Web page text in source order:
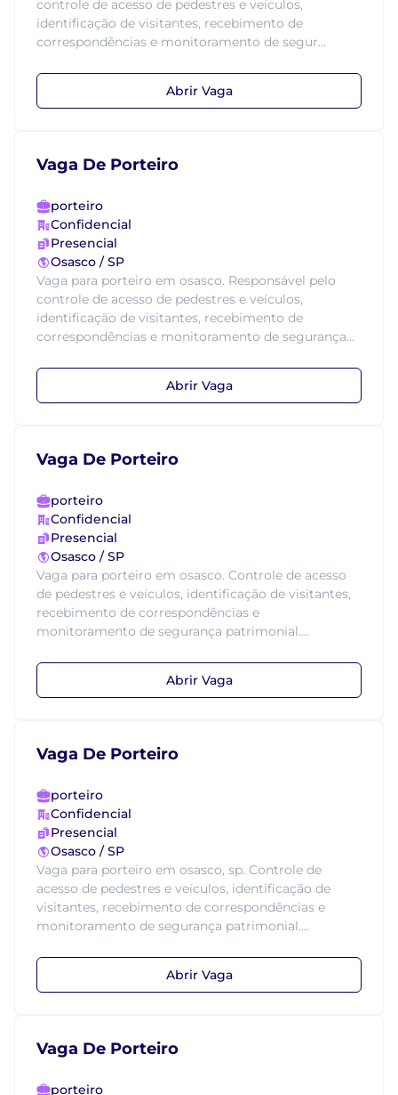
controle de acesso de pedestres e veículos,
identificação de visitantes, recebimento de
correspondências e monitoramento de segur...
Abrir Vaga
Vaga De Porteiro
porteiro
Confidencial
Presencial
Osasco / SP
Vaga para porteiro em osasco. Responsável pelo
controle de acesso de pedestres e veículos,
identificação de visitantes, recebimento de
correspondências e monitoramento de segurança...
Abrir Vaga
Vaga De Porteiro
porteiro
Confidencial
Presencial
Osasco / SP
Vaga para porteiro em osasco. Controle de acesso
de pedestres e veículos, identificação de visitantes,
recebimento de correspondências e
monitoramento de segurança patrimonial....
Abrir Vaga
Vaga De Porteiro
porteiro
Confidencial
Presencial
Osasco / SP
Vaga para porteiro em osasco, sp. Controle de
acesso de pedestres e veículos, identificação de
visitantes, recebimento de correspondências e
monitoramento de segurança patrimonial....
Abrir Vaga
Vaga De Porteiro
porteiro